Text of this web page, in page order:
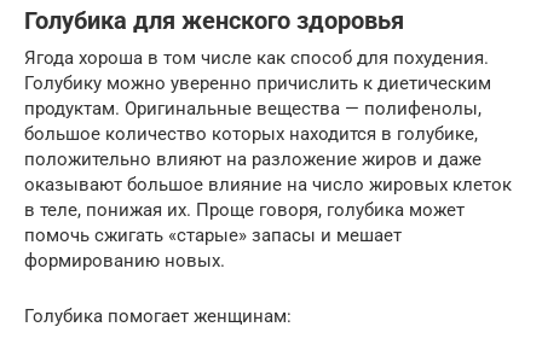
Голубика для женского здоровья
Ягода хороша в том числе как способ для похудения.
Голубику можно уверенно причислить к диетическим
продуктам. Оригинальные вещества — полифенолы,
большое количество которых находится в голубике,
положительно влияют на разложение жиров и даже
оказывают большое влияние на число жировых клеток
в теле, понижая их. Проще говоря, голубика может
помочь сжигать «старые» запасы и мешает
формированию новых.
Голубика помогает женщинам: